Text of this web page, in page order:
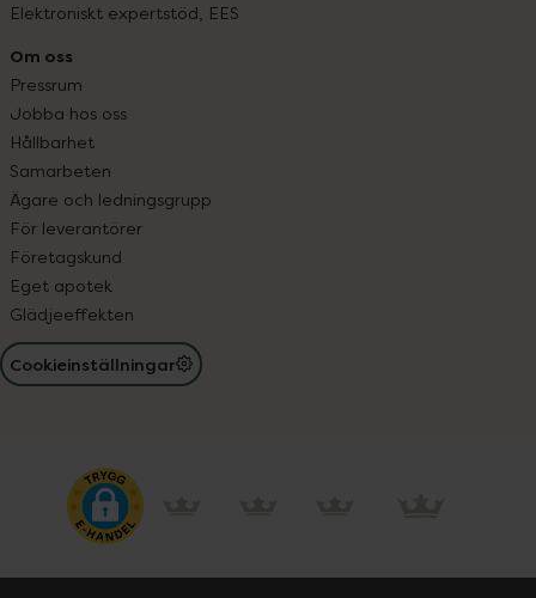
Elektroniskt expertstöd, EES
Om oss
Pressrum
Jobba hos oss
Hållbarhet
Samarbeten
Ägare och ledningsgrupp
För leverantörer
Företagskund
Eget apotek
Glädjeeffekten
Cookieinställningar